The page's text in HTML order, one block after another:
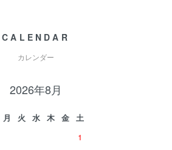
CALENDAR
カレンダー
2026年8月
月 火 水 木 金
土
1